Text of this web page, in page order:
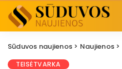
Sūduvos naujienos > Naujienos >
TEISĖTVARKA